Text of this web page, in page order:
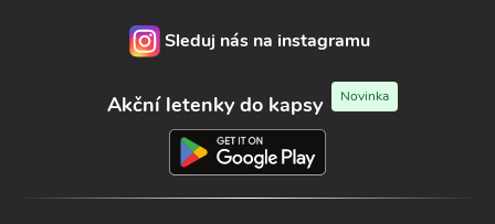
Sleduj nás na instagramu
Akční letenky do kapsy Novinka